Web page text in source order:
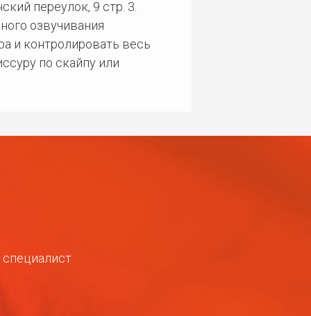
переулок, 9 стр. 3.
озвучивания
и контролировать весь
по скайпу или